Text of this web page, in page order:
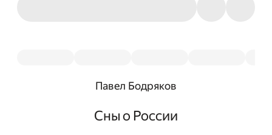
Павел Бодряков
Сны о России